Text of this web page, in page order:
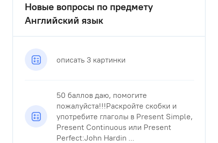
Новые вопросы по предмету
Английский язык
описать 3 картинки
50 баллов даю, помогите
пожалуйста!!!Раскройте скобки и
употребите глаголы в Present Simple,
Present Continuous или Present
Perfect:John Hardin ...